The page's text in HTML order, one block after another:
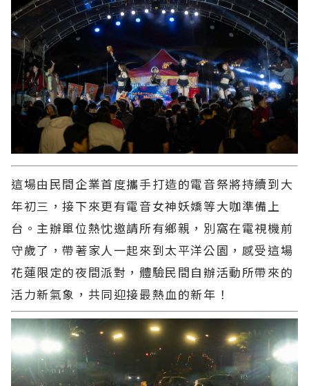
這場由民間企業首度攜手打造的電音祭將持續到大
年初三，接下來更有電音女神妖嬌等大咖準備上
台。主辦單位熱忱邀請所有鄉親，別窩在電視機前
守歲了，帶著家人一起來到太平洋公園，感受這場
花蓮限定的夜間派對，體驗民間自辦活動所帶來的
活力新氣象，共同迎接最熱血的新年！